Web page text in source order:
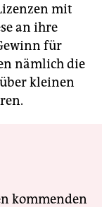
mit
an ihre
für
nämlich die
kleinen
kommenden